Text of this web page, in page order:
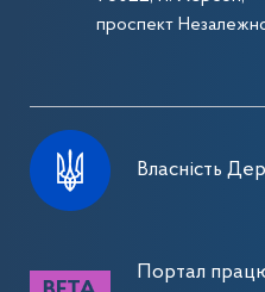
проспект
Власність
Портал